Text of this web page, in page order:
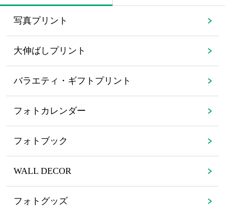
写真プリント
大伸ばしプリント
バラエティ・ギフトプリント
フォトカレンダー
フォトブック
WALL DECOR
フォトグッズ